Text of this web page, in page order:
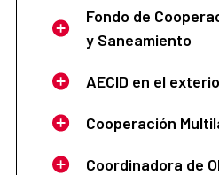
Fondo de
y Saneamiento
AECID en el
Cooperación
Coordinadora de